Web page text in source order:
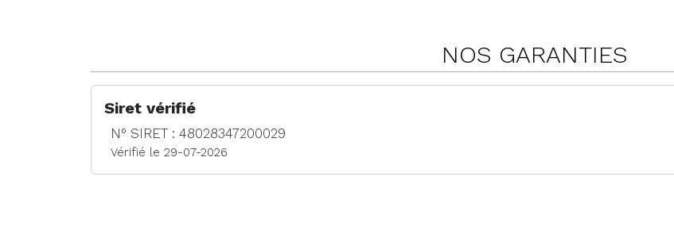
NOS GARANTIES
Siret vérifié
N° SIRET : 48028347200029
Vérifié le 29-07-2026